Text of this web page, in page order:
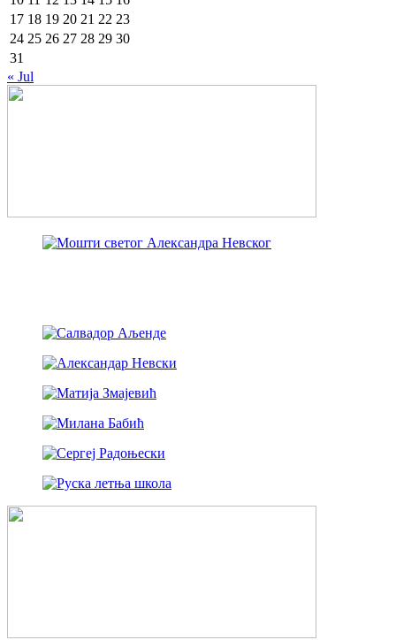
17 18 19 20 21 22 23
24 25 26 27 28 29 30
31
« Jul